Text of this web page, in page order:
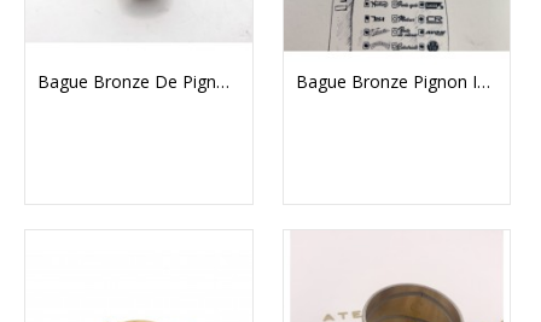
Bague Bronze De Pignon À Queue Triumph T120/TR6 4 Vitesses Bague Bronze Pignon Intermédiaire Triumph